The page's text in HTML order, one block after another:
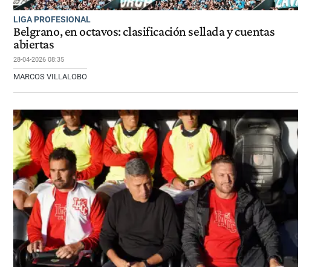
LIGA PROFESIONAL
Belgrano, en octavos: clasificación sellada y cuentas
abiertas
28-04-2026 08:35
MARCOS VILLALOBO